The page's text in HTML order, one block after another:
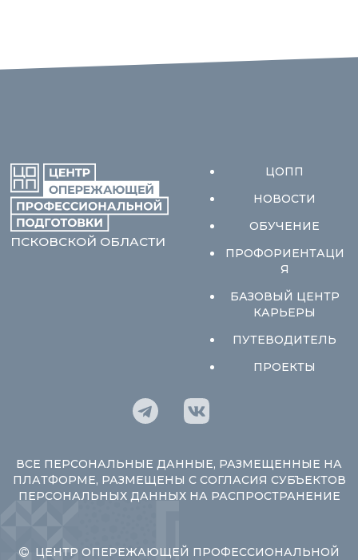
ПСКОВСКОЙ ОБЛАСТИ
ЦОПП
НОВОСТИ
ОБУЧЕНИЕ
ПРОФОРИЕНТАЦИ
Я
БАЗОВЫЙ ЦЕНТР
КАРЬЕРЫ
ПУТЕВОДИТЕЛЬ
ПРОЕКТЫ
ВСЕ ПЕРСОНАЛЬНЫЕ ДАННЫЕ, РАЗМЕЩЕННЫЕ НА
ПЛАТФОРМЕ, РАЗМЕЩЕНЫ С СОГЛАСИЯ СУБЪЕКТОВ
ПЕРСОНАЛЬНЫХ ДАННЫХ НА РАСПРОСТРАНЕНИЕ
ЦЕНТР ОПЕРЕЖАЮЩЕЙ ПРОФЕССИОНАЛЬНОЙ